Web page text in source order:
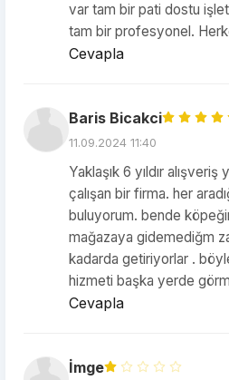
var tam bir pati dostu
tam bir profesyonel.
Cevapla
Baris Bicakci
11.09.2024 11:40
Yaklaşık 6 yıldır
çalışan bir firma. her
buluyorum. bende
mağazaya gidemediğm
kadarda getiriyorlar .
hizmeti başka yerde
Cevapla
İmge